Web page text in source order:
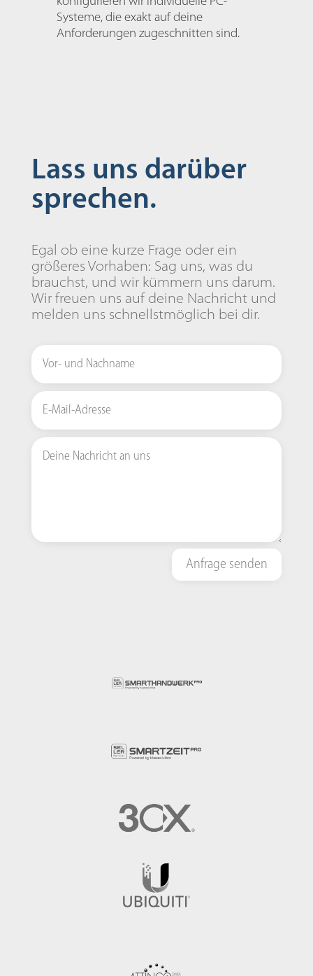
Systeme, die exakt auf deine
Anforderungen zugeschnitten sind.
Lass uns darüber
sprechen.
Egal ob eine kurze Frage oder ein
größeres Vorhaben: Sag uns, was du
brauchst, und wir kümmern uns darum.
Wir freuen uns auf deine Nachricht und
melden uns schnellstmöglich bei dir.
Anfrage senden